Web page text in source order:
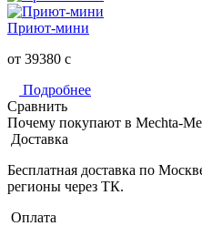
Приют-мини
от 39380 c
Подробнее
Сравнить
Почему покупают в Mechta-
Доставка
Бесплатная доставка по
регионы через ТК.
Оплата